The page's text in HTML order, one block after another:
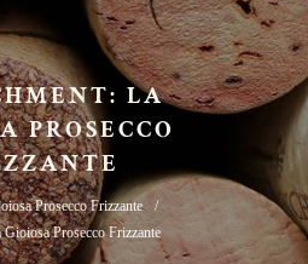
LA
PROSECCO
Prosecco Frizzante
Prosecco Frizzante